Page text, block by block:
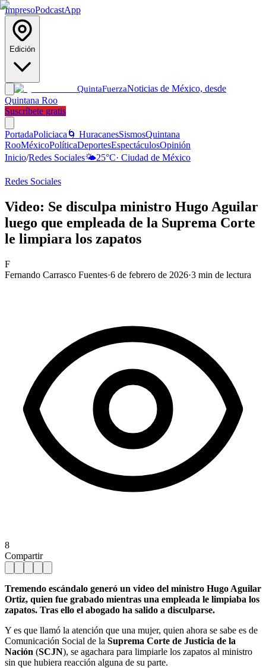
ImpresoPodcastApp
Edición
QuintaFuerzaNoticias de México, desde
Quintana Roo
Suscríbete gratis
PortadaPoliciaca 🌀 HuracanesSismosQuintana
RooMéxicoPolíticaDeportesEspectáculosOpinión
Inicio/Redes Sociales🌤️25°C· Ciudad de México
Redes Sociales
Video: Se disculpa ministro Hugo Aguilar
luego que empleada de la Suprema Corte
le limpiara los zapatos
F
Fernando Carrasco Fuentes·6 de febrero de 2026·3 min de lectura
8
Compartir
Tremendo escándalo generó un video del ministro Hugo Aguilar
Ortiz, quien fue grabado mientras una empleada le limpiaba los
zapatos. Tras ello el abogado ha salido a disculparse.
Y es que llamó la atención que una mujer, quien ahora se sabe es de
Comunicación Social de la Suprema Corte de Justicia de la
Nación (SCJN), se agachara para limpiarle los zapatos al ministro
sin que hubiera reacción alguna de su parte.